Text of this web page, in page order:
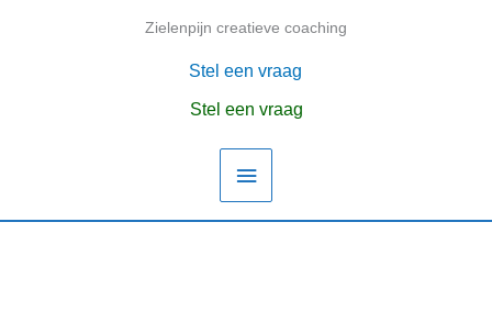
Zielenpijn creatieve coaching
Hoofdmenu
Stel een vraag
Stel een vraag